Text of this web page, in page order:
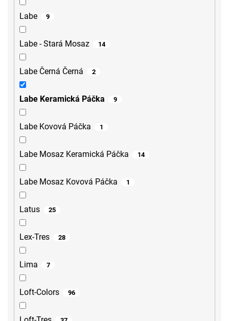
Labe 9
Labe - Stará Mosaz 14
Labe Černá Černá 2
Labe Keramická Páčka 9
Labe Kovová Páčka 1
Labe Mosaz Keramická Páčka 14
Labe Mosaz Kovová Páčka 1
Latus 25
Lex-Tres 28
Lima 7
Loft-Colors 96